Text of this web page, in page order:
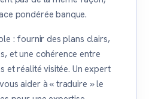
pondérée banque.
: fournir des plans clairs,
et une cohérence entre
et réalité visitée. Un expert
aider à « traduire » le